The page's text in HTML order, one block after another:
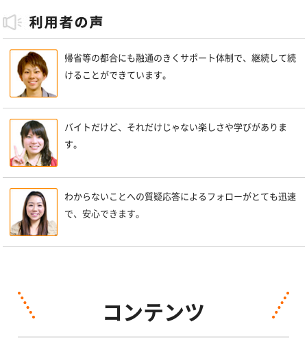
帰省等の都合にも融通のきくサポート体制で、継続して続
けることができています。
バイトだけど、それだけじゃない楽しさや学びがありま
す。
わからないことへの質疑応答によるフォローがとても迅速
で、安心できます。
コンテンツ